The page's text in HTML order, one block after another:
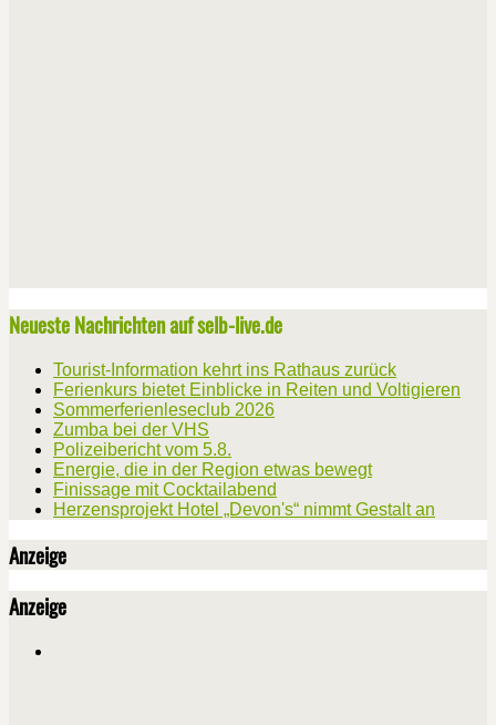
Neueste Nachrichten auf selb-live.de
Tourist-Information kehrt ins Rathaus zurück
Ferienkurs bietet Einblicke in Reiten und Voltigieren
Sommerferienleseclub 2026
Zumba bei der VHS
Polizeibericht vom 5.8.
Energie, die in der Region etwas bewegt
Finissage mit Cocktailabend
Herzensprojekt Hotel „Devon's“ nimmt Gestalt an
Anzeige
Anzeige